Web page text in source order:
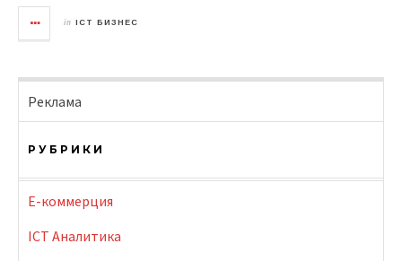
in ICT БИЗНЕС
Реклама
РУБРИКИ
E-коммерция
ICT Аналитика